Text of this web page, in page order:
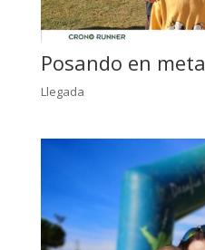
Posando en meta
Llegada